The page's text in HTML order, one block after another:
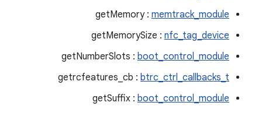
getMemory : memtrack_module
getMemorySize : nfc_tag_device
getNumberSlots : boot_control_module
getrcfeatures_cb : btrc_ctrl_callbacks_t
getSuffix : boot_control_module